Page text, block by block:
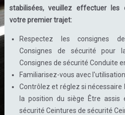
stabilisées, veuillez effectuer les
votre premier trajet:
Respectez les consignes
Consignes de sécurité pour
Consignes de sécurité Conduite
Familiarisez-vous avec
Contrôlez et réglez si nécessaire
la position du siège Être assis
sécurité Ceintures de sécurité